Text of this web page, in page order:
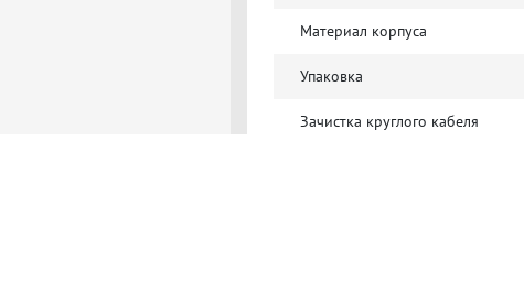
Материал корпуса
Упаковка
Зачистка круглого кабеля